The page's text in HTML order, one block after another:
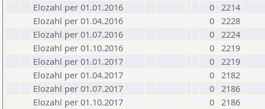
Elozahl per 01.01.2016
0 2214
Elozahl per 01.04.2016
0 2228
Elozahl per 01.07.2016
0 2224
Elozahl per 01.10.2016
0 2219
Elozahl per 01.01.2017
0 2219
Elozahl per 01.04.2017
0 2182
Elozahl per 01.07.2017
0 2186
Elozahl per 01.10.2017
0 2186